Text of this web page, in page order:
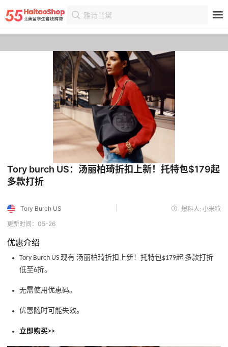
雅诗兰黛
首页 优惠 优惠详情
Tory burch US：汤丽柏琦折扣上新！托特包$179起
多款打折
Tory Burch US
爆料人: 小米粒
更新时间：05-26
优惠介绍
Tory Burch US 现有 汤丽柏琦折扣上新！托特包$179起 多款打折
低至6折。
无需使用优惠码。
优惠随时可能失效。
立即购买>>